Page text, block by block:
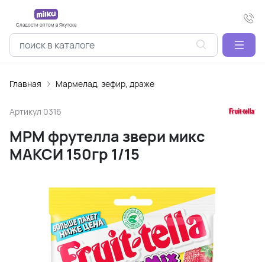
Сладости оптом в Якутске
Главная Мармелад, зефир, драже
Артикул 0316
МРМ фрутелла звери микс
МАКСИ 150гр 1/15